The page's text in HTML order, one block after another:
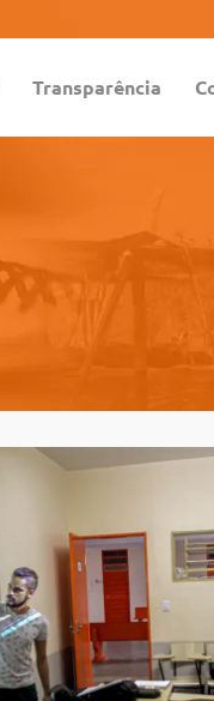
Transparência